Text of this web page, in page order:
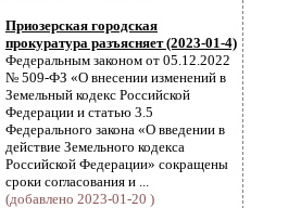
Приозерская городская
прокуратура разъясняет (2023-01-4)
Федеральным законом от 05.12.2022
№ 509-ФЗ «О внесении изменений в
Земельный кодекс Российской
Федерации и статью 3.5
Федерального закона «О введении в
действие Земельного кодекса
Российской Федерации» сокращены
сроки согласования и ...
(добавлено 2023-01-20 )